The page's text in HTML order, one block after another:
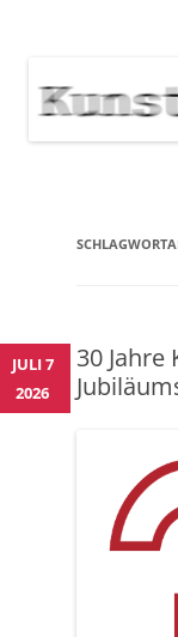
30
JULI 7
2026